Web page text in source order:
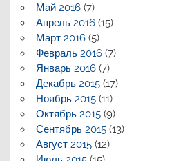
Май 2016(7)
Апрель 2016(15)
Март 2016(5)
Февраль 2016(7)
Январь 2016(7)
Декабрь 2015(17)
Ноябрь 2015(11)
Октябрь 2015(9)
Сентябрь 2015(13)
Август 2015(12)